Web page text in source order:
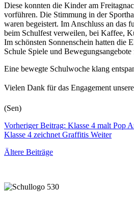
Diese konnten die Kinder am
vorführen. Die Stimmung in der
waren begeistert. Im Anschluss an das
beim Schulfest verweilen, bei Kaffee,
Im schönsten Sonnenschein hatten die
Schule Spiele und
Eine bewegte Schulwoche klang
Vielen Dank für das Engagement
(Sen)
Vorheriger Beitrag: Klasse 4 malt Pop
Klasse 4 zeichnet Graffitis Weiter
Ältere Beiträge